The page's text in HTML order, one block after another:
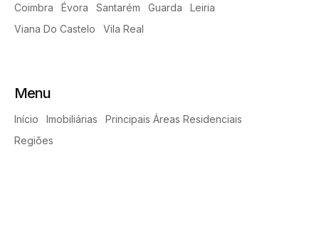
Coimbra
Évora Santarém Guarda
Leiria
Viana Do Castelo
Vila Real
Menu
Início Imobiliárias
Principais Áreas Residenciais
Regiões